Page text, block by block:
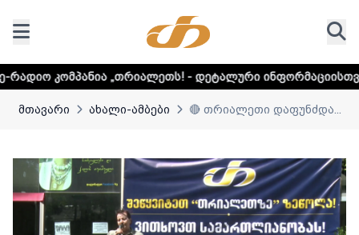
„თრიალეთს! - დეტალური ინფორმაციისთვის დააკლიკეთ
მთავარი ახალი-ამბები 🔴 თრიალეთი დაფუნძდა...